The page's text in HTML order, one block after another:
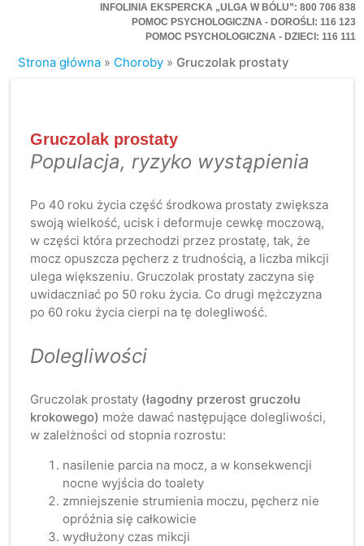
INFOLINIA EKSPERCKA „ULGA W BÓLU”: 800 706 838
POMOC PSYCHOLOGICZNA - DOROŚLI: 116 123
POMOC PSYCHOLOGICZNA - DZIECI: 116 111
Strona główna » Choroby » Gruczolak prostaty
Gruczolak prostaty
Populacja, ryzyko wystąpienia
Po 40 roku życia część środkowa prostaty zwiększa
swoją wielkość, ucisk i deformuje cewkę moczową,
w części która przechodzi przez prostatę, tak, że
mocz opuszcza pęcherz z trudnością, a liczba mikcji
ulega większeniu. Gruczolak prostaty zaczyna się
uwidaczniać po 50 roku życia. Co drugi mężczyzna
po 60 roku życia cierpi na tę dolegliwość.
Dolegliwości
Gruczolak prostaty (łagodny przerost gruczołu
krokowego) może dawać następujące dolegliwości,
w zalelżności od stopnia rozrostu:
nasilenie parcia na mocz, a w konsekwencji
nocne wyjścia do toalety
zmniejszenie strumienia moczu, pęcherz nie
opróźnia się całkowicie
wydłużony czas mikcji